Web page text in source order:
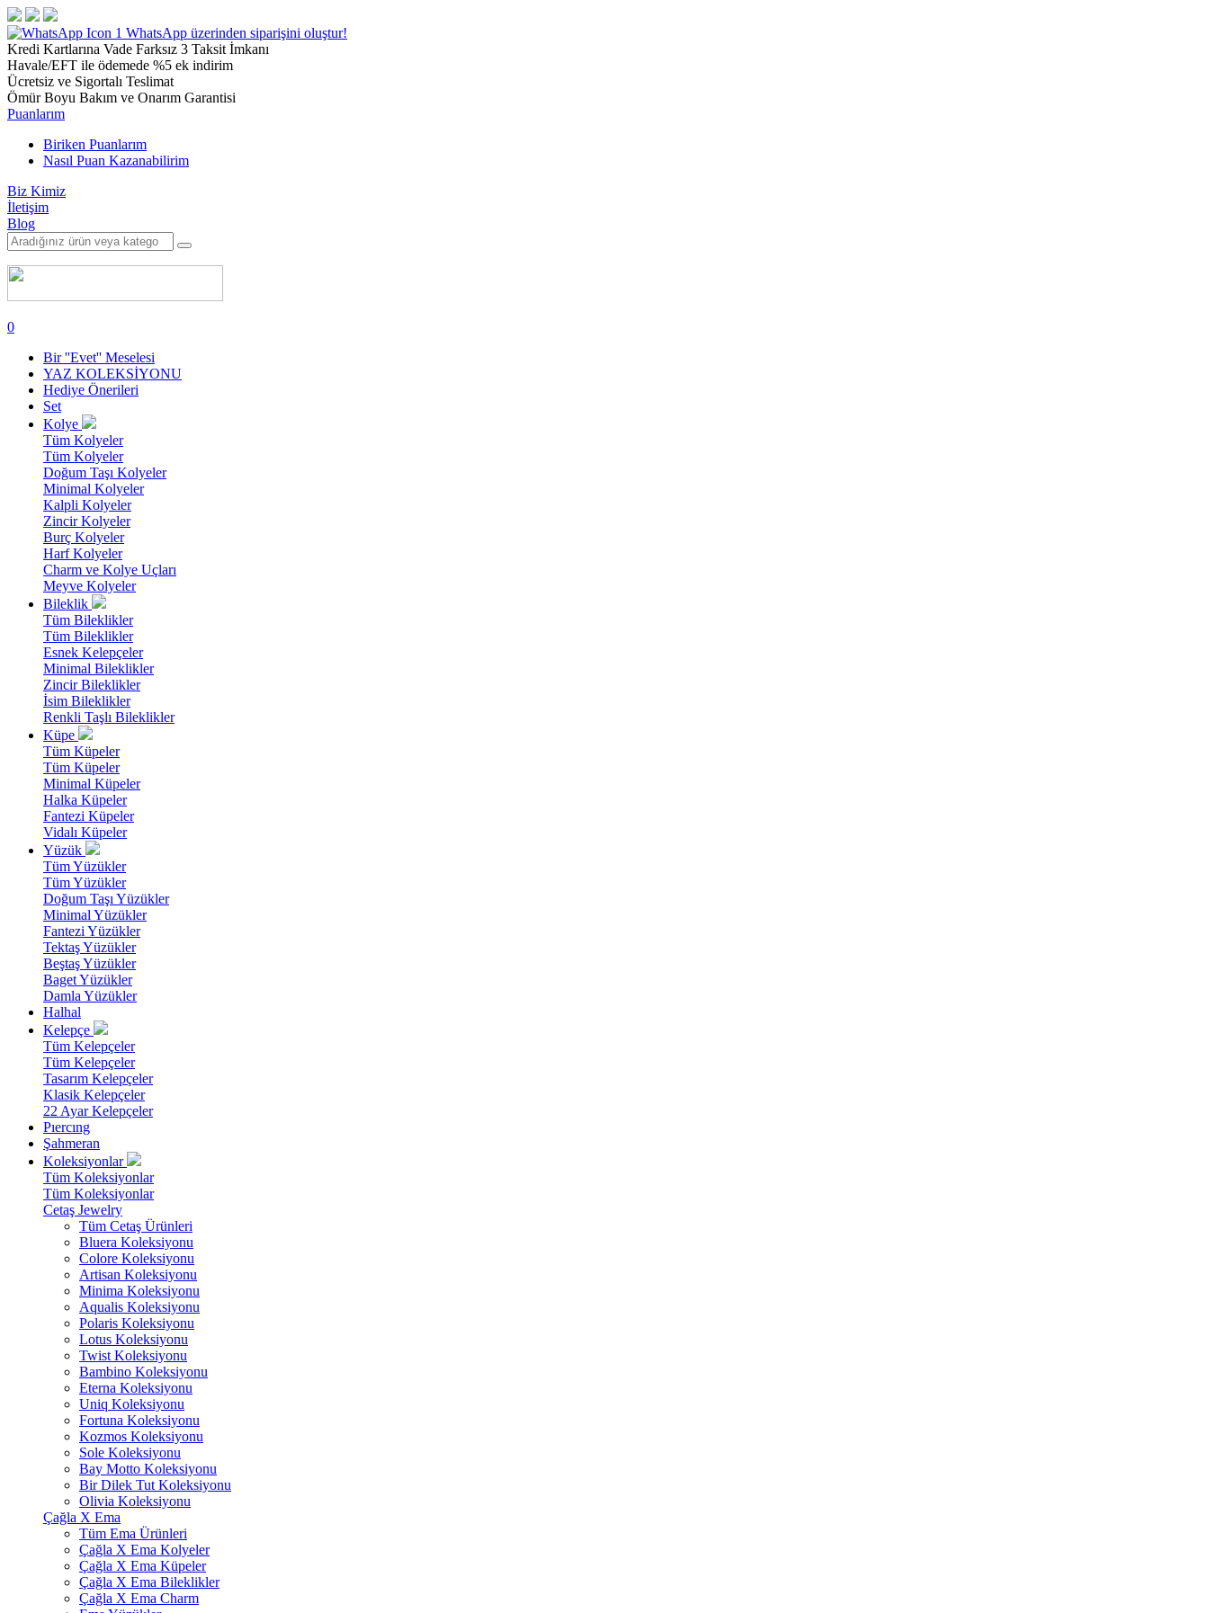
1 WhatsApp üzerinden siparişini oluştur!
Kredi Kartlarına Vade Farksız 3 Taksit İmkanı
Havale/EFT ile ödemede %5 ek indirim
Ücretsiz ve Sigortalı Teslimat
Ömür Boyu Bakım ve Onarım Garantisi
Puanlarım
Biriken Puanlarım
Nasıl Puan Kazanabilirim
Biz Kimiz
İletişim
Blog
0
Bir ''Evet'' Meselesi
YAZ KOLEKSİYONU
Hediye Önerileri
Set
Kolye
Tüm Kolyeler
Tüm Kolyeler
Doğum Taşı Kolyeler
Minimal Kolyeler
Kalpli Kolyeler
Zincir Kolyeler
Burç Kolyeler
Harf Kolyeler
Charm ve Kolye Uçları
Meyve Kolyeler
Bileklik
Tüm Bileklikler
Tüm Bileklikler
Esnek Kelepçeler
Minimal Bileklikler
Zincir Bileklikler
İsim Bileklikler
Renkli Taşlı Bileklikler
Küpe
Tüm Küpeler
Tüm Küpeler
Minimal Küpeler
Halka Küpeler
Fantezi Küpeler
Vidalı Küpeler
Yüzük
Tüm Yüzükler
Tüm Yüzükler
Doğum Taşı Yüzükler
Minimal Yüzükler
Fantezi Yüzükler
Tektaş Yüzükler
Beştaş Yüzükler
Baget Yüzükler
Damla Yüzükler
Halhal
Kelepçe
Tüm Kelepçeler
Tüm Kelepçeler
Tasarım Kelepçeler
Klasik Kelepçeler
22 Ayar Kelepçeler
Pıercıng
Şahmeran
Koleksiyonlar
Tüm Koleksiyonlar
Tüm Koleksiyonlar
Cetaş Jewelry
Tüm Cetaş Ürünleri
Bluera Koleksiyonu
Colore Koleksiyonu
Artisan Koleksiyonu
Minima Koleksiyonu
Aqualis Koleksiyonu
Polaris Koleksiyonu
Lotus Koleksiyonu
Twist Koleksiyonu
Bambino Koleksiyonu
Eterna Koleksiyonu
Uniq Koleksiyonu
Fortuna Koleksiyonu
Kozmos Koleksiyonu
Sole Koleksiyonu
Bay Motto Koleksiyonu
Bir Dilek Tut Koleksiyonu
Olivia Koleksiyonu
Çağla X Ema
Tüm Ema Ürünleri
Çağla X Ema Kolyeler
Çağla X Ema Küpeler
Çağla X Ema Bileklikler
Çağla X Ema Charm